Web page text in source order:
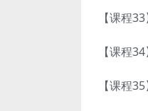
【课程
【课程
【课程